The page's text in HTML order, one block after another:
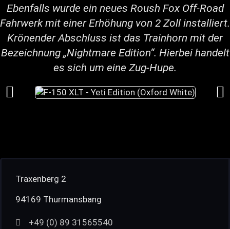
Ebenfalls wurde ein neues Roush Fox Off-Road
Fahrwerk mit einer Erhöhung von 2 Zoll installiert.
Krönender Abschluss ist das Trainhorn mit der
Bezeichnung „Nightmare Edition“. Hierbei handelt
es sich um eine Zug-Hupe.
Traxenberg 2
94169 Thurmansbang
+49 (0) 89 31565540